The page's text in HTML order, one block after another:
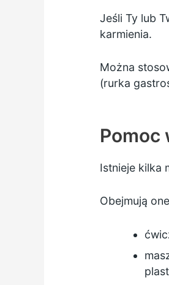
Jeśli Ty lub
karmienia.
Można
(rurka
Pomoc
Istnieje kilka
Obejmują